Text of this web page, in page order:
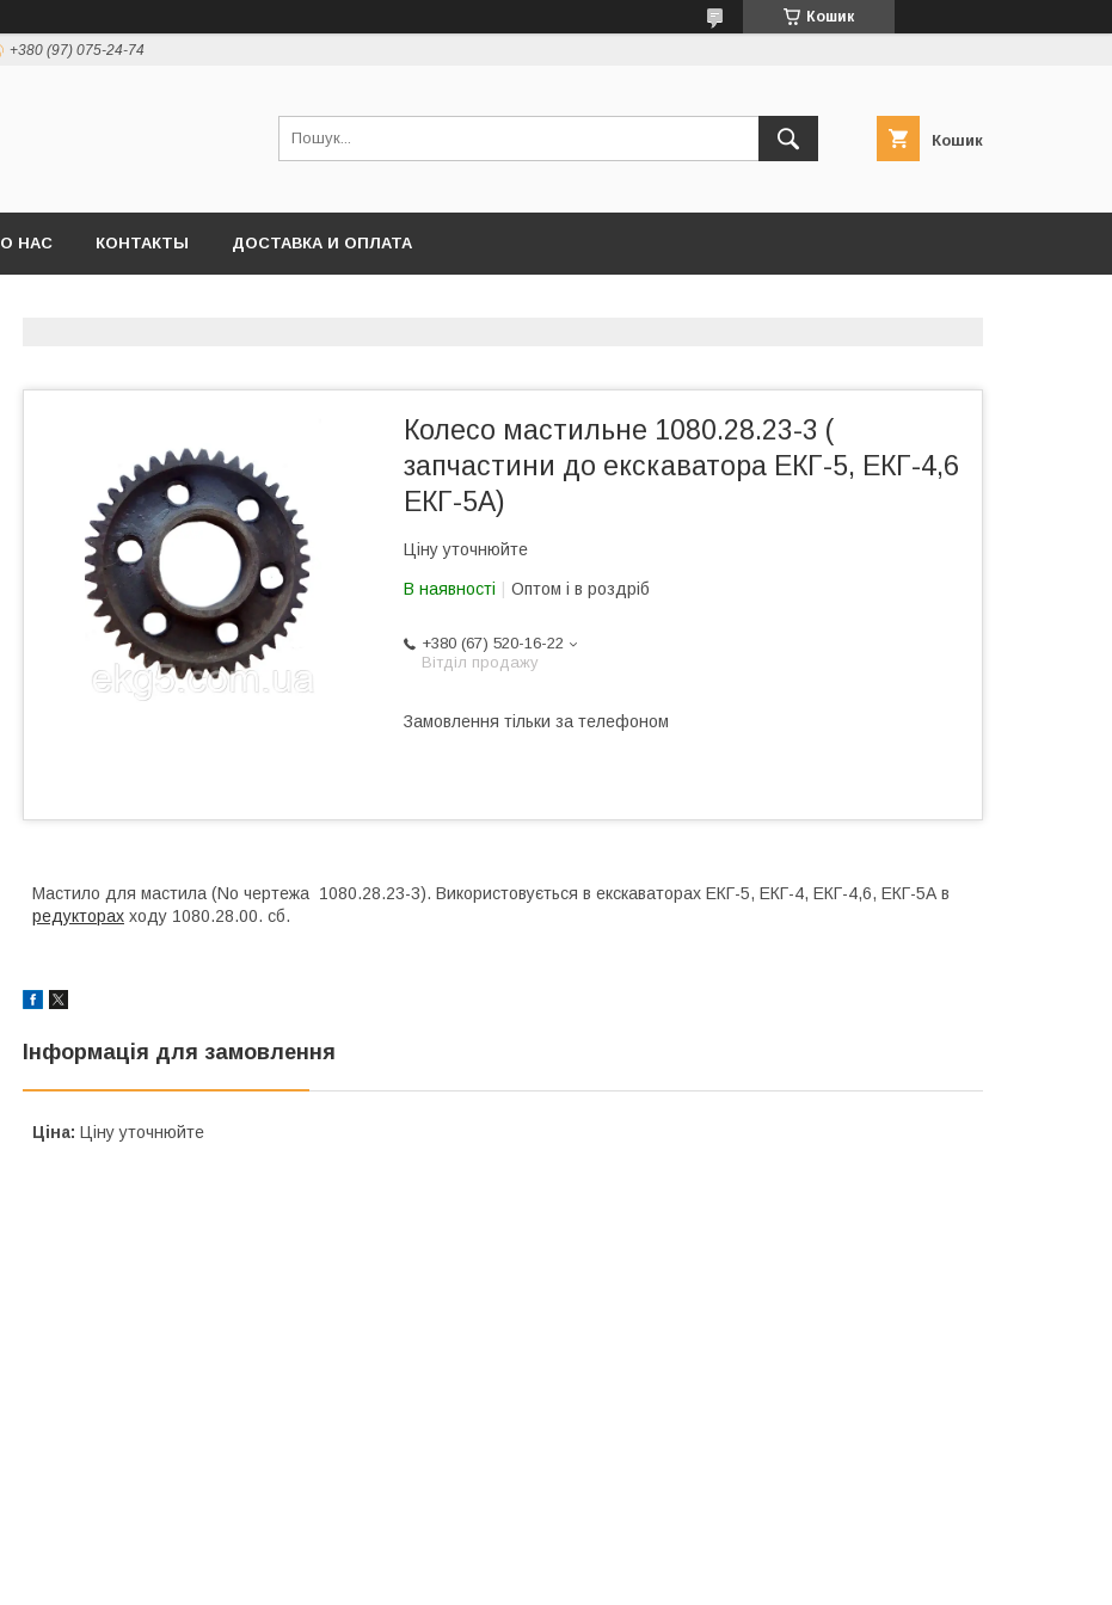
Кошик
+380 (97) 075-24-74
Кошик
О НАС КОНТАКТЫ ДОСТАВКА И ОПЛАТА
Колесо мастильне 1080.28.23-3 (
запчастини до екскаватора ЕКГ-5, ЕКГ-4,6
ЕКГ-5А)
Ціну уточнюйте
В наявності Оптом і в роздріб
+380 (67) 520-16-22
Вітділ продажу
Замовлення тільки за телефоном
Мастило для мастила (No чертежа 1080.28.23-3). Використовується в екскаваторах ЕКГ-5, ЕКГ-4, ЕКГ-4,6, ЕКГ-5А в
редукторах ходу 1080.28.00. сб.
Інформація для замовлення
Ціна: Ціну уточнюйте